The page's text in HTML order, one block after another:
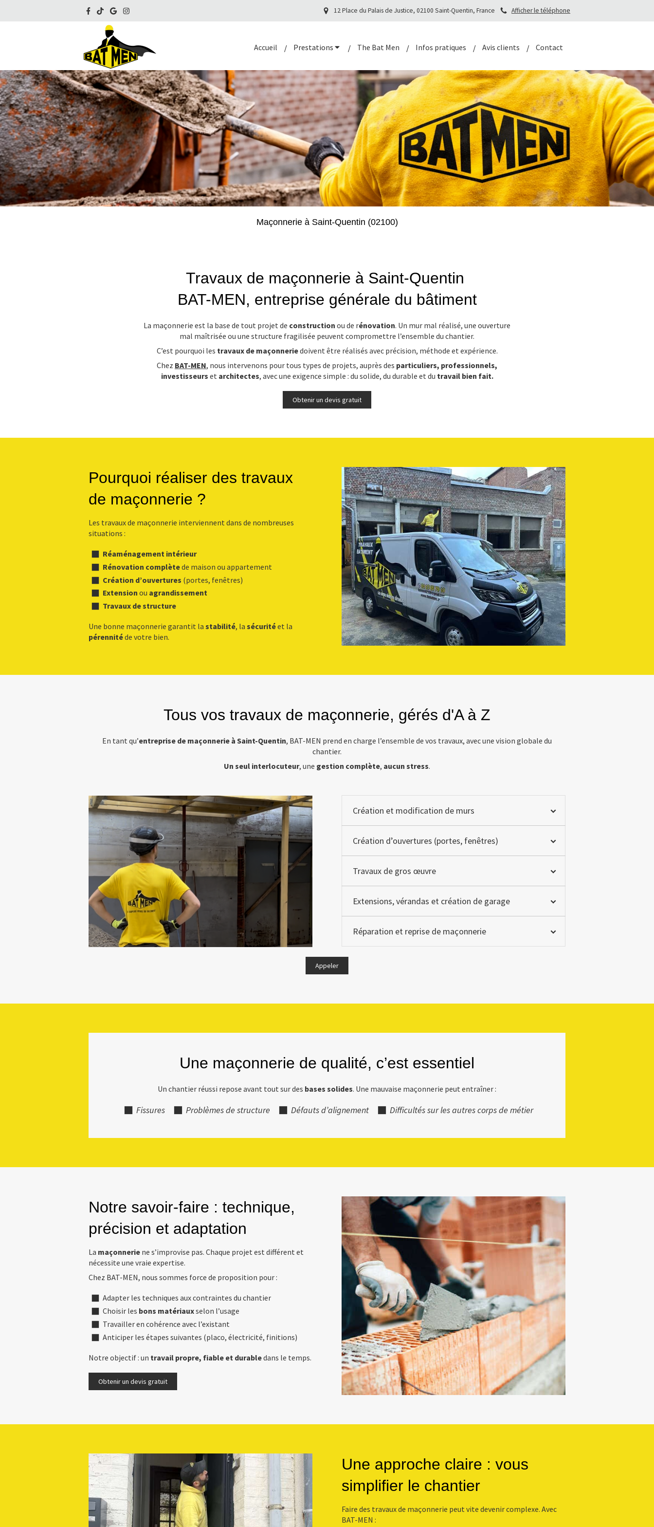
Afficher le téléphone
12 Place du Palais de Justice, 02100 Saint-Quentin, France
Accueil Prestations The Bat Men Infos pratiques Avis clients Contact
Maçonnerie à Saint-Quentin (02100)
Travaux de maçonnerie à Saint-Quentin
BAT-MEN, entreprise générale du bâtiment
La maçonnerie est la base de tout projet de construction ou de rénovation. Un mur mal réalisé, une ouverture
mal maîtrisée ou une structure fragilisée peuvent compromettre l’ensemble du chantier.
C’est pourquoi les travaux de maçonneriedoivent être réalisés avec précision, méthode et expérience.
Chez BAT-MEN, nous intervenons pour tous types de projets, auprès des particuliers, professionnels,
investisseurs et architectes, avec une exigence simple : du solide, du durable et du travail bien fait.
Obtenir un devis gratuit
Pourquoi réaliser des travaux
de maçonnerie ?
Les travaux de maçonnerie interviennent dans de nombreuses
situations :
Réaménagement intérieur
Rénovation complètede maison ou appartement
Création d’ouvertures (portes, fenêtres)
Extension ou agrandissement
Travaux de structure
Une bonne maçonnerie garantit la stabilité, la sécuritéet la
pérennitéde votre bien.
Tous vos travaux de maçonnerie, gérés d'A à Z
En tant qu’entreprise de maçonnerie à Saint-Quentin, BAT-MEN prend en charge l’ensemble de vos travaux, avec une vision globale du
chantier.
Un seul interlocuteur, une gestion complète, aucun stress.
Création et modification de murs
Création d’ouvertures (portes, fenêtres)
Travaux de gros œuvre
Extensions, vérandas et création de garage
Réparation et reprise de maçonnerie
Appeler
Une maçonnerie de qualité, c’est essentiel
Un chantier réussi repose avant tout sur des bases solides. Une mauvaise maçonnerie peut entraîner :
Fissures Problèmes de structure Défauts d’alignement Difficultés sur les autres corps de métier
Notre savoir-faire : technique,
précision et adaptation
La maçonnerie ne s’improvise pas. Chaque projet est différent et
nécessite une vraie expertise.
Chez BAT-MEN, nous sommes force de proposition pour :
Adapter les techniques aux contraintes du chantier
Choisir les bons matériauxselon l’usage
Travailler en cohérence avec l’existant
Anticiper les étapes suivantes (placo, électricité, finitions)
Notre objectif : un travail propre, fiable et durabledans le temps.
Obtenir un devis gratuit
Une approche claire : vous
simplifier le chantier
Faire des travaux de maçonnerie peut vite devenir complexe. Avec
BAT-MEN :